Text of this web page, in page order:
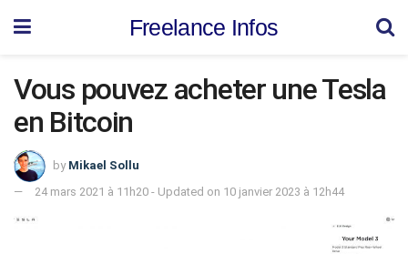
Freelance Infos
Vous pouvez acheter une Tesla
en Bitcoin
by Mikael Sollu
24 mars 2021 à 11h20 - Updated on 10 janvier 2023 à 12h44